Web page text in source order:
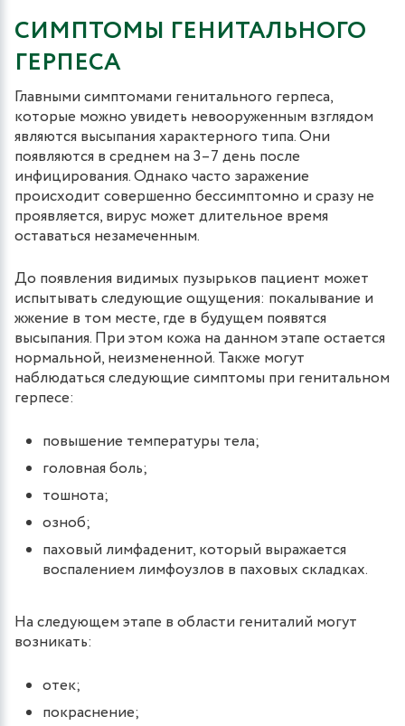
СИМПТОМЫ ГЕНИТАЛЬНОГО
ГЕРПЕСА
Главными симптомами генитального герпеса,
которые можно увидеть невооруженным взглядом
являются высыпания характерного типа. Они
появляются в среднем на 3–7 день после
инфицирования. Однако часто заражение
происходит совершенно бессимптомно и сразу не
проявляется, вирус может длительное время
оставаться незамеченным.
До появления видимых пузырьков пациент может
испытывать следующие ощущения: покалывание и
жжение в том месте, где в будущем появятся
высыпания. При этом кожа на данном этапе остается
нормальной, неизмененной. Также могут
наблюдаться следующие симптомы при генитальном
герпесе:
повышение температуры тела;
головная боль;
тошнота;
озноб;
паховый лимфаденит, который выражается
воспалением лимфоузлов в паховых складках.
На следующем этапе в области гениталий могут
возникать:
отек;
покраснение;